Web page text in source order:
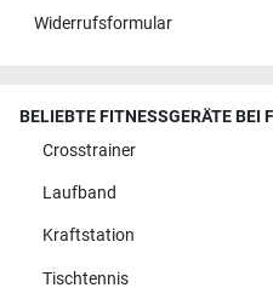
Widerrufsformular
BELIEBTE FITNESSGERÄTE BEI
Crosstrainer
Laufband
Kraftstation
Tischtennis